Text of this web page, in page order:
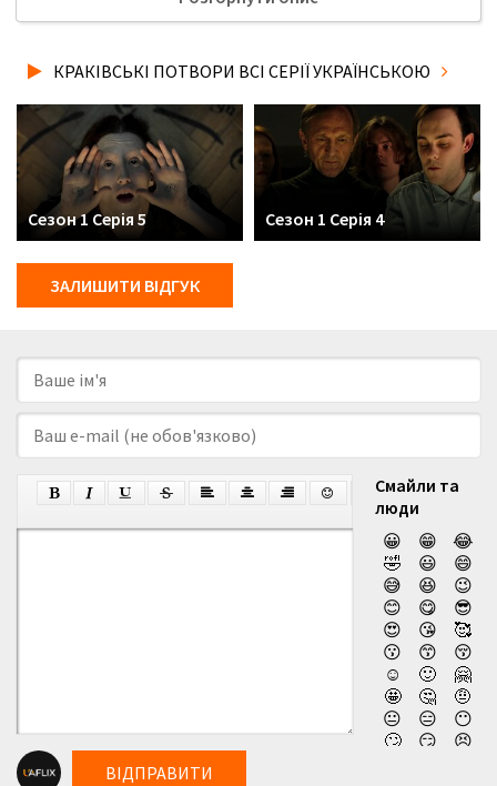
розповісти друзям, де Ви дивились нову 4 серію серіалу
якості та з українськими субтитрами!
КРАКІВСЬКІ ПОТВОРИ ВСІ СЕРІЇ УКРАЇНСЬКОЮ
Сезон 1 Серія 5 Сезон 1 Серія 4
ЗАЛИШИТИ ВІДГУК
Смайли та
люди
😀
😁
😂
🤣
😃
😄
😅
😆
😉
😊
😋
😎
😍
😘
🥰
😗
😙
😚
☺️
🙂
🤗
🤩
🤔
🤨
😐
😑
😶
🙄
😏
😣
ВІДПРАВИТИ